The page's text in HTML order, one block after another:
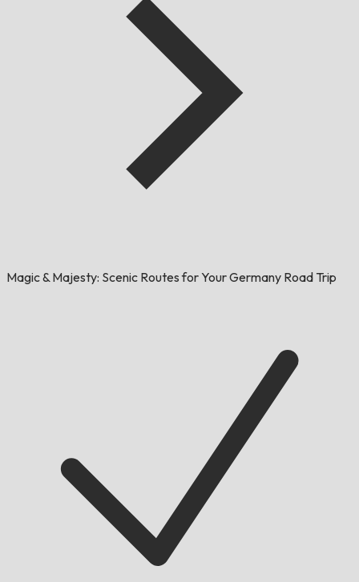
Magic & Majesty: Scenic Routes for Your Germany Road Trip